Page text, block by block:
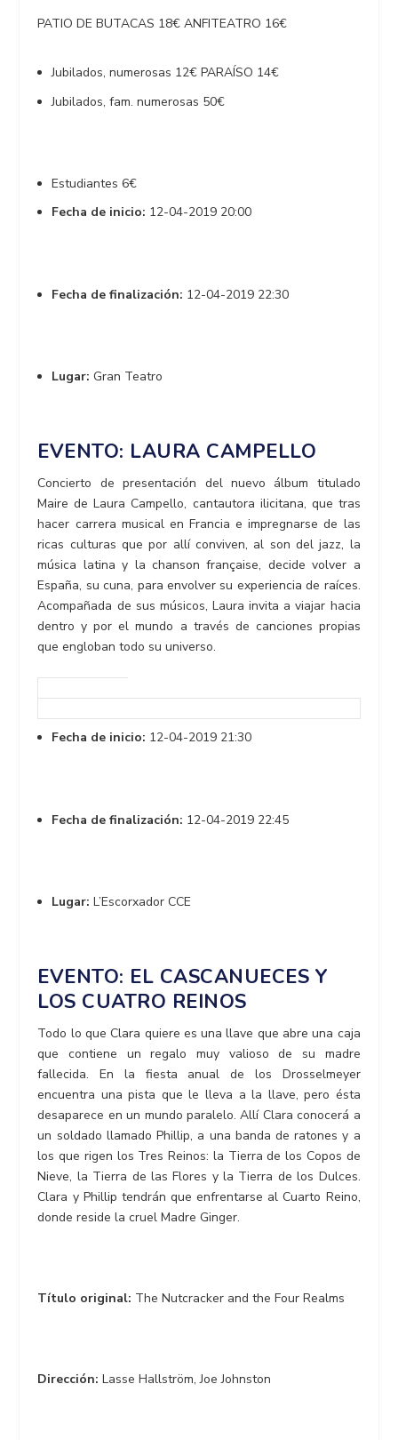
PATIO DE BUTACAS 18€ ANFITEATRO 16€
Jubilados, numerosas 12€ PARAÍSO 14€
Jubilados, fam. numerosas 50€
Estudiantes 6€
Fecha de inicio: 12-04-2019 20:00
Fecha de finalización: 12-04-2019 22:30
Lugar: Gran Teatro
EVENTO: LAURA CAMPELLO
Concierto de presentación del nuevo álbum titulado
Maire de Laura Campello, cantautora ilicitana, que tras
hacer carrera musical en Francia e impregnarse de las
ricas culturas que por allí conviven, al son del jazz, la
música latina y la chanson française, decide volver a
España, su cuna, para envolver su experiencia de raíces.
Acompañada de sus músicos, Laura invita a viajar hacia
dentro y por el mundo a través de canciones propias
que engloban todo su universo.
Fecha de inicio: 12-04-2019 21:30
Fecha de finalización: 12-04-2019 22:45
Lugar:L’Escorxador CCE
EVENTO: EL CASCANUECES Y
LOS CUATRO REINOS
Todo lo que Clara quiere es una llave que abre una caja
que contiene un regalo muy valioso de su madre
fallecida. En la fiesta anual de los Drosselmeyer
encuentra una pista que le lleva a la llave, pero ésta
desaparece en un mundo paralelo. Allí Clara conocerá a
un soldado llamado Phillip, a una banda de ratones y a
los que rigen los Tres Reinos: la Tierra de los Copos de
Nieve, la Tierra de las Flores y la Tierra de los Dulces.
Clara y Phillip tendrán que enfrentarse al Cuarto Reino,
donde reside la cruel Madre Ginger.
Título original: The Nutcracker and the Four Realms
Dirección:Lasse Hallström, Joe Johnston